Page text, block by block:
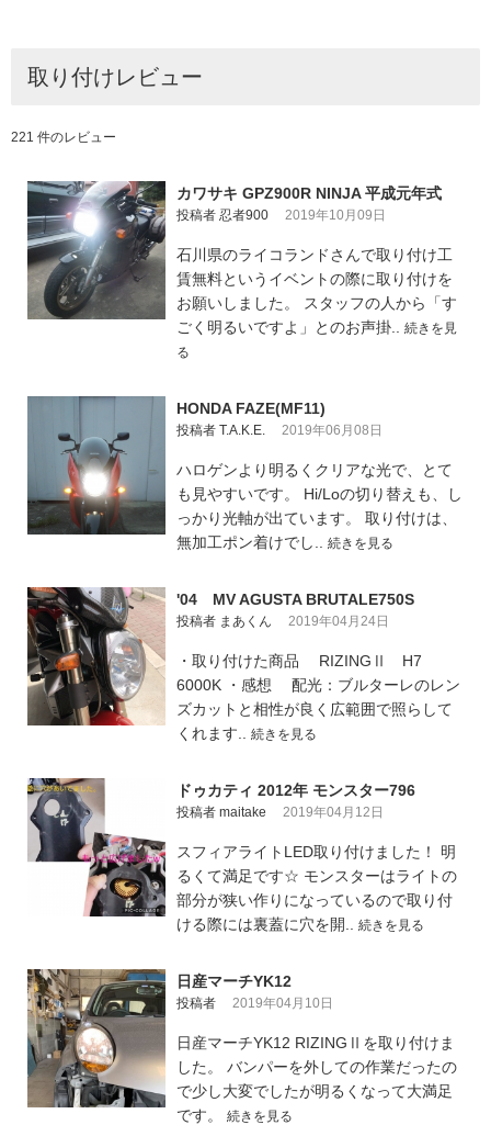
取り付けレビュー
221 件のレビュー
カワサキ GPZ900R NINJA 平成元年式
投稿者 忍者900 2019年10月09日
石川県のライコランドさんで取り付け工
賃無料というイベントの際に取り付けを
お願いしました。 スタッフの人から「す
ごく明るいですよ」とのお声掛.. 続きを見
る
HONDA FAZE(MF11)
投稿者 T.A.K.E. 2019年06月08日
ハロゲンより明るくクリアな光で、とて
も見やすいです。 Hi/Loの切り替えも、し
っかり光軸が出ています。 取り付けは、
無加工ポン着けでし.. 続きを見る
'04 MV AGUSTA BRUTALE750S
投稿者 まあくん 2019年04月24日
・取り付けた商品 RIZINGⅡ H7
6000K ・感想 配光：ブルターレのレン
ズカットと相性が良く広範囲で照らして
くれます.. 続きを見る
ドゥカティ 2012年 モンスター796
投稿者 maitake 2019年04月12日
スフィアライトLED取り付けました！ 明
るくて満足です☆ モンスターはライトの
部分が狭い作りになっているので取り付
ける際には裏蓋に穴を開.. 続きを見る
日産マーチYK12
投稿者 2019年04月10日
日産マーチYK12 RIZINGⅡを取り付けま
した。 バンパーを外しての作業だったの
で少し大変でしたが明るくなって大満足
です。 続きを見る